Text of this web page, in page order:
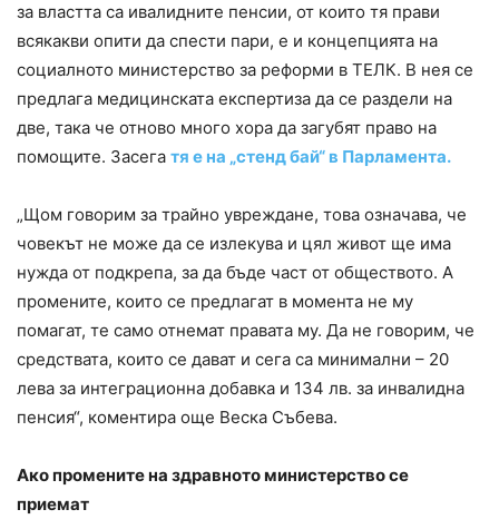
за властта са ивалидните пенсии, от които тя прави
всякакви опити да спести пари, е и концепцията на
социалното министерство за реформи в ТЕЛК. В нея се
предлага медицинската експертиза да се раздели на
две, така че отново много хора да загубят право на
помощите. Засега тя е на „стенд бай“ в Парламента.
„Щом говорим за трайно увреждане, това означава, че
човекът не може да се излекува и цял живот ще има
нужда от подкрепа, за да бъде част от обществото. А
промените, които се предлагат в момента не му
помагат, те само отнемат правата му. Да не говорим, че
средствата, които се дават и сега са минимални – 20
лева за интеграционна добавка и 134 лв. за инвалидна
пенсия“, коментира още Веска Събева.
Ако промените на здравното министерство се
приемат